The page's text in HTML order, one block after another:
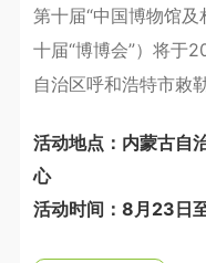
第十届“中国博物馆
十届“博博会”）将于
自治区呼和浩特市敕
活动地点：内蒙古自
心
活动时间：8月23日